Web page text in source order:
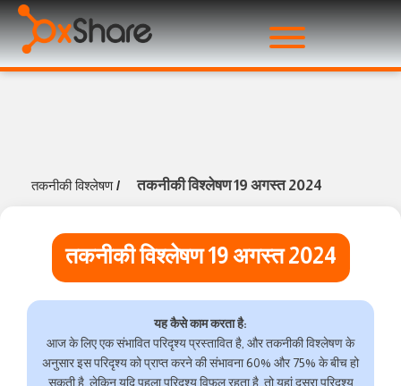
तकनीकी विश्लेषण/ तकनीकी विश्लेषण 19 अगस्त 2024
तकनीकी विश्लेषण 19 अगस्त 2024
यह कैसे काम करता है:
आज के लिए एक संभावित परिदृश्य प्रस्तावित है, और तकनीकी विश्लेषण के
अनुसार इस परिदृश्य को प्राप्त करने की संभावना 60% और 75% के बीच हो
सकती है, लेकिन यदि पहला परिदृश्य विफल रहता है, तो यहां दूसरा परिदृश्य